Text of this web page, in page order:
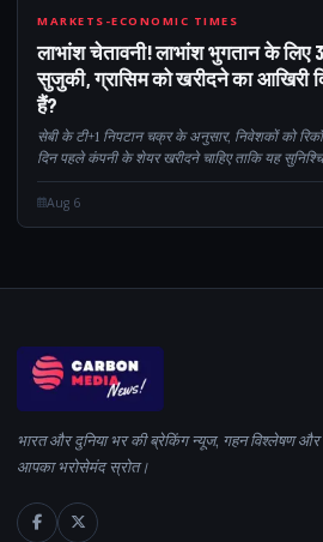
38
MARKETS-ECONOMIC TIMES
लाभांश चेतावनी! लाभांश भुगतान के लिए
सुजुकी, ग्रासिम को खरीदने का
हैं?
सेबी के टी+1 निपटान चक्र के अनुसार, निवेशकों को
दिन पहले कंपनी के शेयर खरीदने चाहिए ताकि यह
डीमैट खातों में जमा हो जाएं, और वे इसके लिए पात्र बन
Aug 6
भारत और दुनिया भर की ब्रेकिंग न्यूज, गहन विश्लेषण
आपका भरोसेमंद स्रोत।